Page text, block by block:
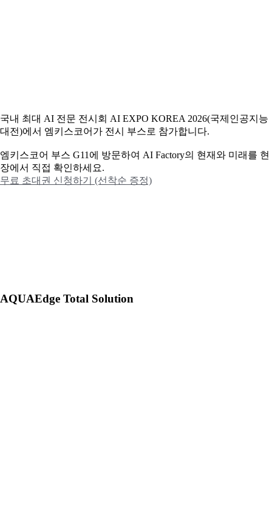
국내 최대 AI 전문 전시회 AI EXPO KOREA 2026(국제인공지능
대전)에서 엠키스코어가 전시 부스로 참가합니다.
엠키스코어 부스 G11에 방문하여 AI Factory의 현재와 미래를 현
장에서 직접 확인하세요.
무료 초대권 신청하기 (선착순 증정)
AQUAEdge Total Solution